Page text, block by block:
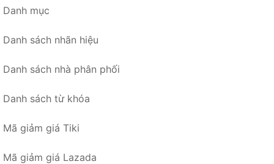
Danh mục
Danh sách nhãn hiệu
Danh sách nhà phân phối
Danh sách từ khóa
Mã giảm giá Tiki
Mã giảm giá Lazada